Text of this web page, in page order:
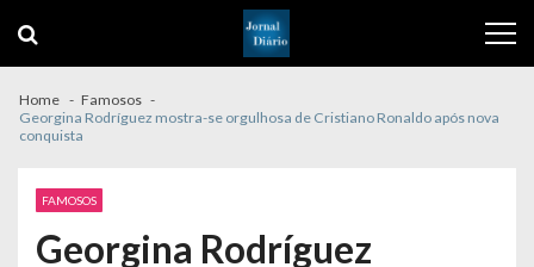
navigation
content
Home
Famosos
Georgina Rodríguez mostra-se orgulhosa de Cristiano Ronaldo após nova
conquista
FAMOSOS
Georgina Rodríguez